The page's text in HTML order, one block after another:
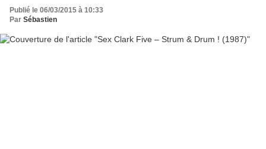
Publié le 06/03/2015 à 10:33
Par Sébastien